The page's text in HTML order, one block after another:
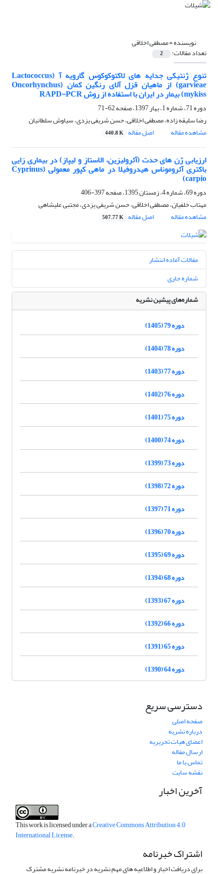
نویسنده =مصطفی اخلاقی
تعداد مقالات: 2
تنوع ژنتیکی جدایه های لاکتوکوکوس گارویه آ (Lactococcus
garvieae) از ماهیان قزل آلای رنگین کمان (Oncorhynchus
mykiss) بیمار در ایران با استفاده از روش RAPD-PCR
دوره 71، شماره 1، بهار 1397، صفحه
62-71
رضا سلیقه زاده، مصطفی اخلاقی، حسن شریفی یزدی، سیاوش سلطانیان
مشاهده مقاله
اصل مقاله 440.8 K
ارزیابی ژن های حدت (آئرولیزین، الاستاز و لیپاز) در بیماری زایی
باکتری آئروموناس هیدروفیلا در ماهی کپور معمولی (Cyprinus
carpio)
دوره 69، شماره 4، زمستان 1395، صفحه
397-406
مهتاب خلفیان، مصطفی اخلاقی، حسن شریفی یزدی، مجتبی علیشاهی
مشاهده مقاله
اصل مقاله 507.77 K
مقالات آماده انتشار
شماره جاری
شماره‌های پیشین نشریه
دوره 79 (1405)
دوره 78 (1404)
دوره 77 (1403)
دوره 76 (1402)
دوره 75 (1401)
دوره 74 (1400)
دوره 73 (1399)
دوره 72 (1398)
دوره 71 (1397)
دوره 70 (1396)
دوره 69 (1395)
دوره 68 (1394)
دوره 67 (1393)
دوره 66 (1392)
دوره 65 (1391)
دوره 64 (1390)
دسترسی سریع
صفحه اصلی
درباره نشریه
اعضای هیات تحریریه
ارسال مقاله
تماس با ما
نقشه سایت
آخرین اخبار
This work is licensed under aCreative Commons Attribution 4.0
International License.
اشتراک خبرنامه
برای دریافت اخبار و اطلاعیه های مهم نشریه در خبرنامه نشریه مشترک